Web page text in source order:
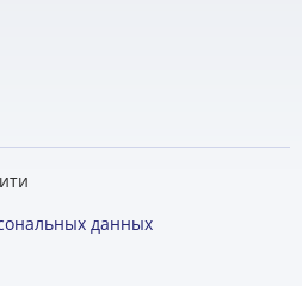
данных